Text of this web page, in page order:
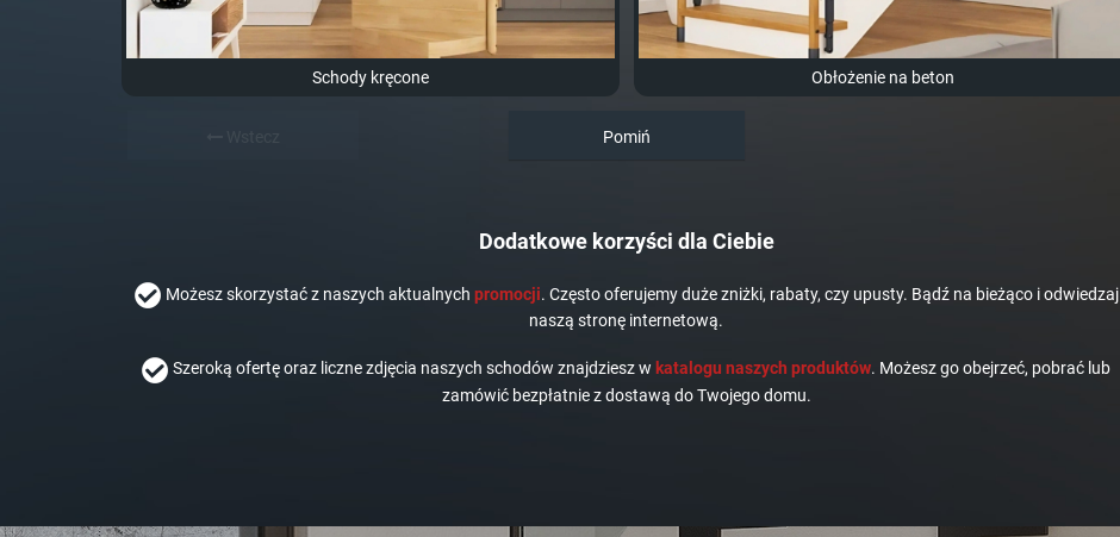
Schody kręcone Obłożenie na beton
Pomiń
Dodatkowe korzyści dla Ciebie
Możesz skorzystać z naszych aktualnych promocji. Często oferujemy duże zniżki, rabaty, czy upusty. Bądź na bieżąco i odwiedzaj
naszą stronę internetową.
Szeroką ofertę oraz liczne zdjęcia naszych schodów znajdziesz w katalogu naszych produktów. Możesz go obejrzeć, pobrać lub
zamówić bezpłatnie z dostawą do Twojego domu.